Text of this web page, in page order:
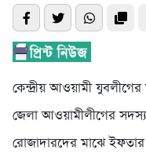
কেন্দ্রীয় আওয়ামী
জেলা আওয়ামীলীগের
রোজাদারদের মাঝে